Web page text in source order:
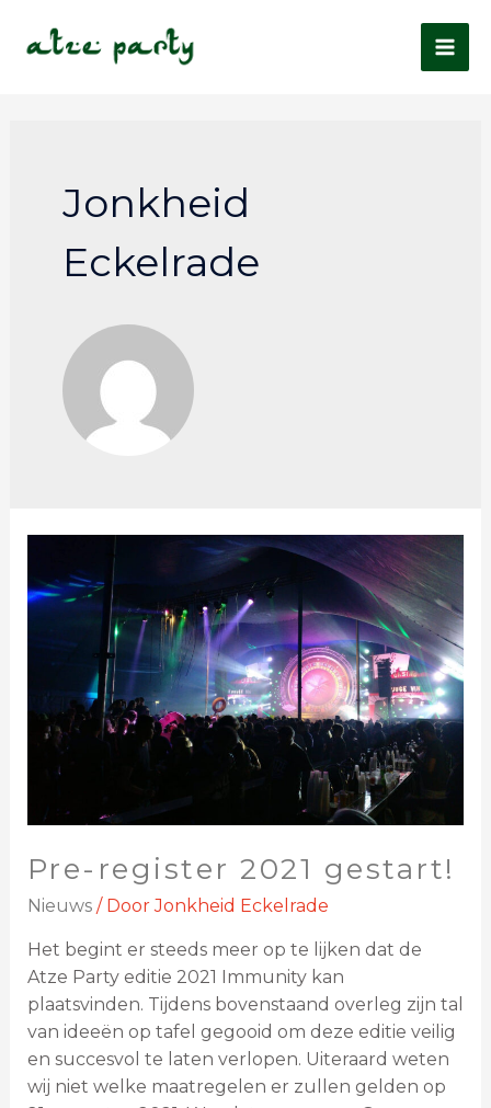
Jonkheid
Eckelrade
Pre-register 2021 gestart!
Nieuws/ DoorJonkheid Eckelrade
Het begint er steeds meer op te lijken dat de
Atze Party editie 2021 Immunity kan
plaatsvinden. Tijdens bovenstaand overleg zijn tal
van ideeën op tafel gegooid om deze editie veilig
en succesvol te laten verlopen. Uiteraard weten
wij niet welke maatregelen er zullen gelden op